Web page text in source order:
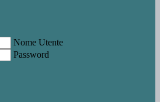
Nome Utente
Password